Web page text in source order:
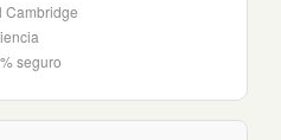
seguro